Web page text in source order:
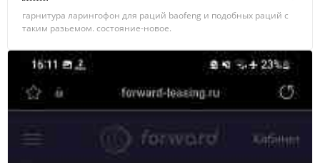
гарнитура ларингофон для раций baofeng и подобных раций с
таким разьемом. состояние-новое.